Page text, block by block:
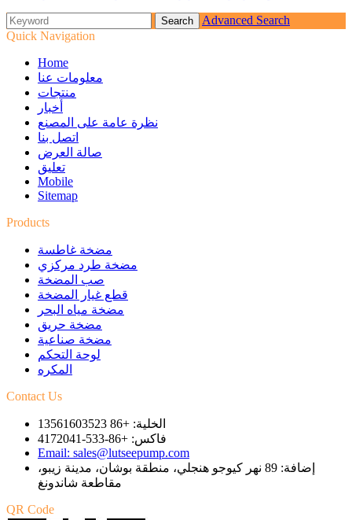
Advanced Search
Quick Navigation
Home
معلومات عنا
منتجات
أخبار
نظرة عامة على المصنع
اتصل بنا
صالة العرض
تعليق
Mobile
Sitemap
Products
مضخة غاطسة
مضخة طرد مركزي
صب المضخة
قطع غيار المضخة
مضخة مياه البحر
مضخة حريق
مضخة صناعية
لوحة التحكم
المكره
Contact Us
الخلية: +86 13561603523
فاكس: +86-533-4172041
Email: sales@lutseepump.com
إضافة: 89 نهر كيوجو هنجلي، منطقة بوشان، مدينة زيبو،
مقاطعة شاندونغ
QR Code